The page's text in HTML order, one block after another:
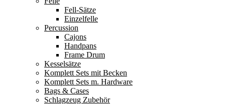
Fell-Sätze
Einzelfelle
Percussion
Cajons
Handpans
Frame Drum
Kesselsätze
Komplett Sets mit Becken
Komplett Sets m. Hardware
Bags & Cases
Schlagzeug Zubehör